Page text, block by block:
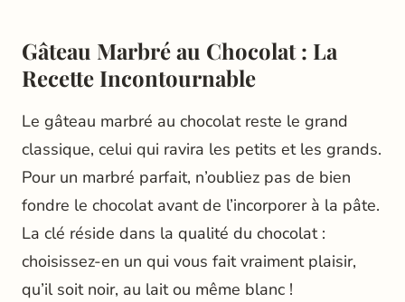
Gâteau Marbré au Chocolat : La
Recette Incontournable
Le gâteau marbré au chocolat reste le grand
classique, celui qui ravira les petits et les grands.
Pour un marbré parfait, n’oubliez pas de bien
fondre le chocolat avant de l’incorporer à la pâte.
La clé réside dans la qualité du chocolat :
choisissez-en un qui vous fait vraiment plaisir,
qu’il soit noir, au lait ou même blanc !